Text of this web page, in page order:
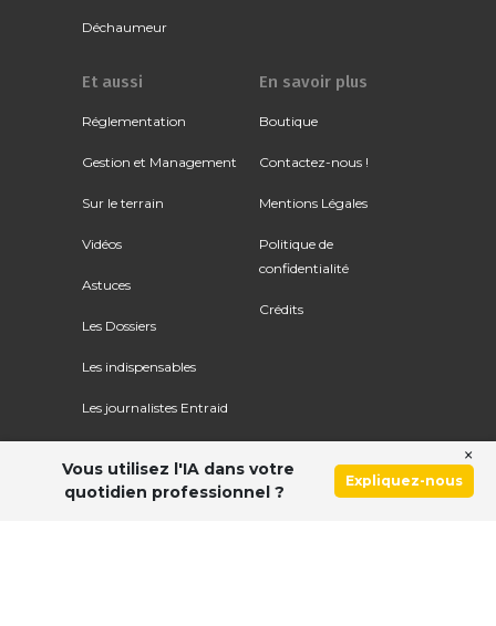
Déchaumeur
Et aussi
Réglementation
Gestion et Management
Sur le terrain
Vidéos
Astuces
Les Dossiers
Les indispensables
Les journalistes Entraid
En savoir plus
Boutique
Contactez-nous !
Mentions Légales
Politique de
confidentialité
Crédits
Vous utilisez l'IA dans votre
quotidien professionnel ?
Expliquez-nous
×